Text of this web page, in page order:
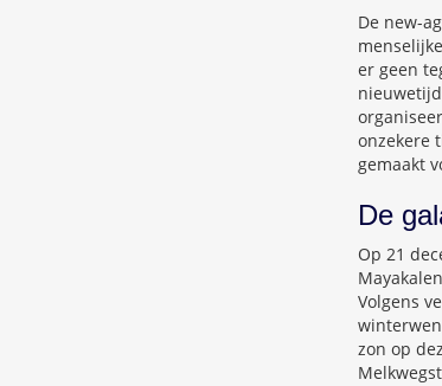
De new-
er geen
onzekere
gemaakt
De
Op 21
Volgens
zon op